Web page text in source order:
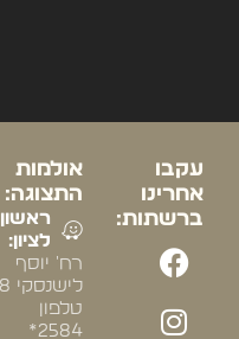
עקבו
אחרינו
ברשתות:
אולמות
התצוגה:
ראשון
לציון:
רח' יוסף
לישנסקי 18
טלפון
2584*